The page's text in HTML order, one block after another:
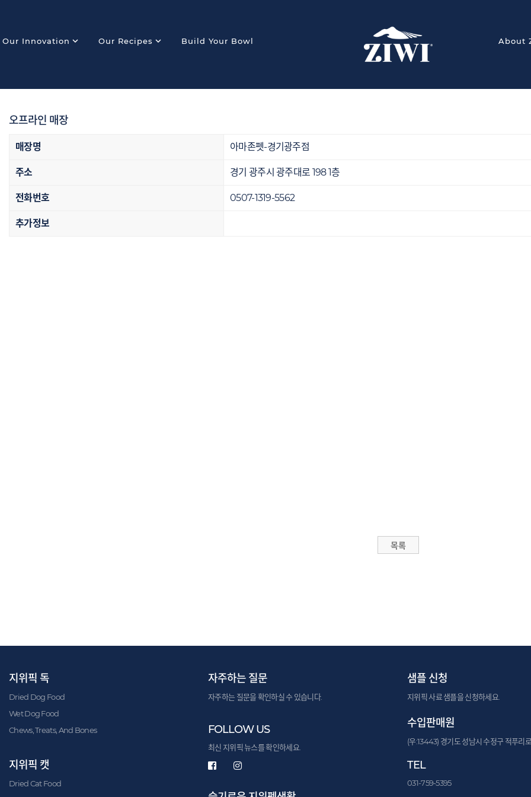
Our Innovation expand_more Our Recipes expand_more Build Your Bowl About
오프라인 매장
매장명 아마존펫-경기광주점
주소 경기 광주시 광주대로 198 1층
전화번호 0507-1319-5562
추가정보
지위픽 독
Dried Dog Food
Wet Dog Food
Chews, Treats, And Bones
지위픽 캣
Dried Cat Food
자주하는 질문
자주하는 질문을 확인하실 수 있습니다.
FOLLOW US
최신 지위픽 뉴스를 확인하세요.
샘플 신청
지위픽 사료 샘플을 신청하세요.
수입판매원
(우:13443) 경기도 성남시 수정구 적푸리
TEL
031-759-5395